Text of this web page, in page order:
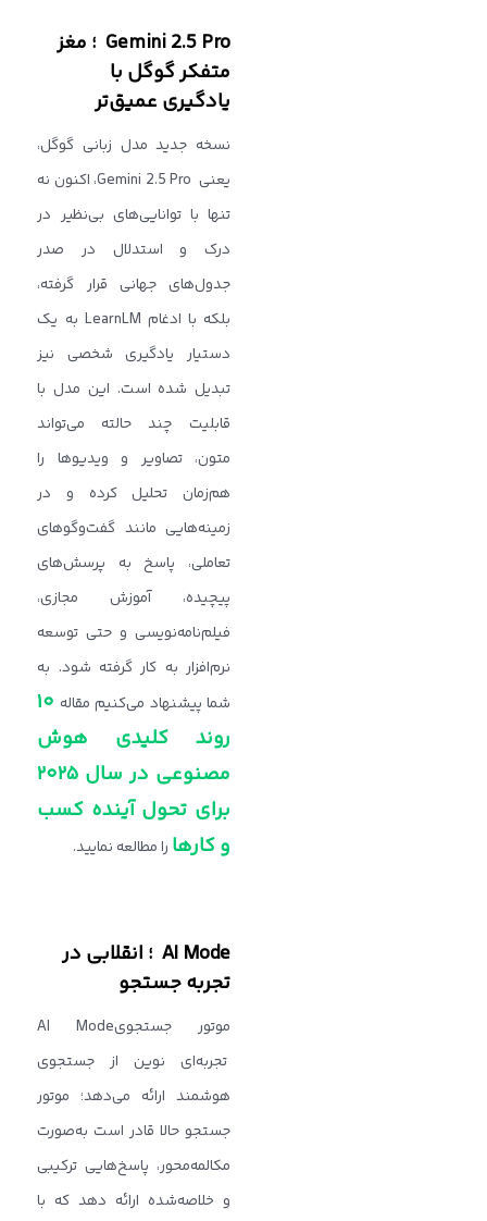
Gemini 2.5 Pro ؛ مغز
متفکر گوگل با
یادگیری عمیق‌تر
نسخه جدید مدل زبانی گوگل،
یعنی Gemini 2.5 Pro، اکنون نه
‌تنها با توانایی‌های بی‌نظیر در
درک و استدلال در صدر
جدول‌های جهانی قرار گرفته،
بلکه با ادغام LearnLM به یک
دستیار یادگیری شخصی نیز
تبدیل شده است. این مدل با
قابلیت چند حالته می‌تواند
متون، تصاویر و ویدیوها را
هم‌زمان تحلیل کرده و در
زمینه‌هایی مانند گفت‌وگوهای
تعاملی، پاسخ به پرسش‌های
پیچیده، آموزش مجازی،
فیلم‌نامه‌نویسی و حتی توسعه
نرم‌افزار به کار گرفته شود. به
شما پیشنهاد می‌کنیم مقاله ۱۰
روند کلیدی هوش
مصنوعی در سال ۲۰۲۵
برای تحول آینده کسب
و کارها را مطالعه نمایید.
AI Mode ؛ انقلابی در
تجربه جستجو
موتور جستجویAI Mode
تجربه‌ای نوین از جستجوی
هوشمند ارائه می‌دهد؛ موتور
جستجو حالا قادر است به‌صورت
مکالمه‌محور، پاسخ‌هایی ترکیبی
و خلاصه‌شده ارائه دهد که با